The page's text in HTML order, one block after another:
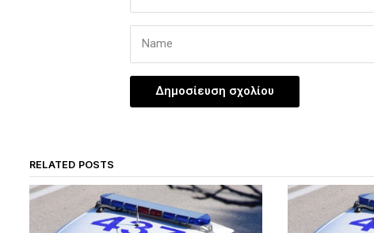
RELATED POSTS